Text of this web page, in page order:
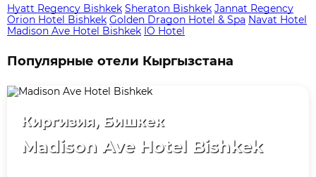
Hyatt Regency Bishkek Sheraton Bishkek Jannat Regency
Orion Hotel Bishkek Golden Dragon Hotel & Spa Navat Hotel
Madison Ave Hotel Bishkek IO Hotel
Популярные отели Кыргызстана
Киргизия, Бишкек
Madison Ave Hotel Bishkek